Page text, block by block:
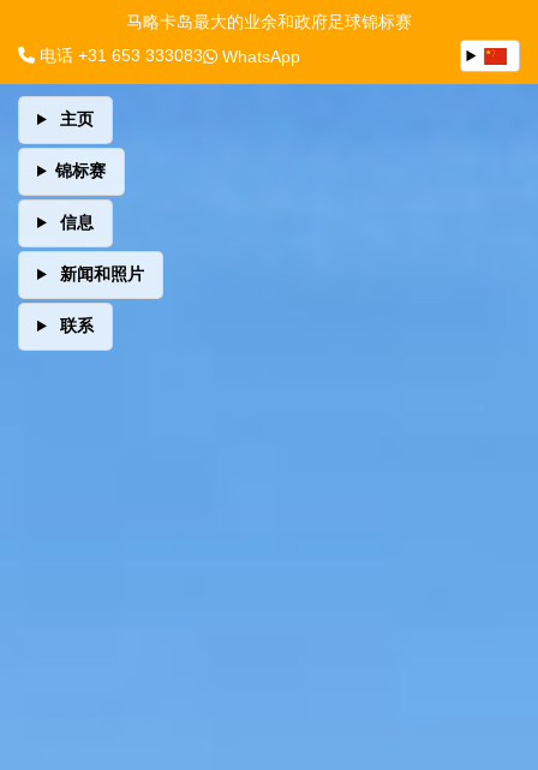
马略卡岛最大的业余和政府足球锦标赛
电话 +31 653 333083
WhatsApp
主页
锦标赛
信息
新闻和照片
联系